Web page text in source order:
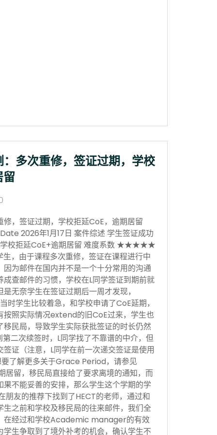
多次重修，签证过期，学校
，签证过期，学校拒延CoE，逾期居留
2026年1月17日 案件综述 学生签证成功
学校拒延CoE+逾期居留 难度系数 ★★★★★
，由于课程多次重修，签证在课程进行中
为邮件在国内并不是一个十分常用的沟通
查邮件的习惯，学校在L同学签证到期前就
无奈学生在签证过期后一周才发现，
时学生比较着急，和学校申请了CoE延期，
按照实际情况extend的旧CoE过来，学生也
民局，导致学生实际获批签证的时长仍然
二次续签时，L同学找了不靠谱的中介，但
证（注意，L同学在前一次递交签证是使用
了解更多关于Grace Period，请参见
居留，移民局直接给了要求离境的通知，而
不能妥善的安排，那么学生这个学期的学
朋友的推荐下找到了HECT的老师，通过和
之前和学校及移民局的往来邮件，我们全
在经过和学校Academic manager的有效
生争取到了境外补考的机会，确认学生不